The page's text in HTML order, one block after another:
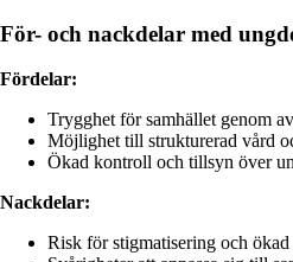
För- och nackdelar med
Fördelar:
Trygghet för samhället genom
Möjlighet till strukturerad vård
Ökad kontroll och tillsyn över
Nackdelar:
Risk för stigmatisering och